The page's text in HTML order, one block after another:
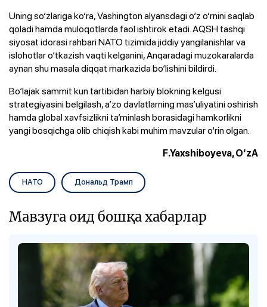
Uning so‘zlariga ko‘ra, Vashington alyansdagi o‘z o‘rnini saqlab
qoladi hamda muloqotlarda faol ishtirok etadi. AQSH tashqi
siyosat idorasi rahbari NATO tizimida jiddiy yangilanishlar va
islohotlar o‘tkazish vaqti kelganini, Anqaradagi muzokaralarda
aynan shu masala diqqat markazida bo‘lishini bildirdi.
Bo‘lajak sammit kun tartibidan harbiy blokning kelgusi
strategiyasini belgilash, a’zo davlatlarning mas’uliyatini oshirish
hamda global xavfsizlikni ta’minlash borasidagi hamkorlikni
yangi bosqichga olib chiqish kabi muhim mavzular o‘rin olgan.
F.Yaxshiboyeva, O‘zA
НАТО Дональд Трамп
Мавзуга оид бошқа хабарлар